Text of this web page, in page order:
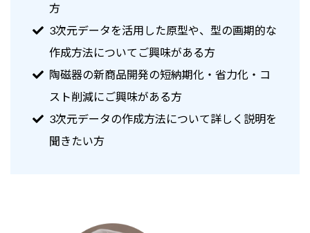
方
3次元データを活用した原型や、型の画期的な
作成方法についてご興味がある方
陶磁器の新商品開発の短納期化・省力化・コ
スト削減にご興味がある方
3次元データの作成方法について詳しく説明を
聞きたい方